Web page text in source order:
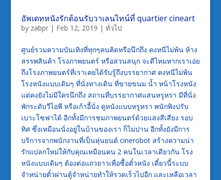
อัพเดทหนังรักต้อนรับวาเลนไทน์ที่ quartier cineart
by zabpr| Feb 12, 2019 | ทั่วไป
ศูนย์รวมความบันเทิงที่ทุกๆคนคิดหรือนึกถึง คงหนีไม่พ้น ห้าง
สรรพสินค้า โรงภาพยนตร์ หรือสวนสนุก จะดีไหมหากเราเอ่ย
ถึงโรงภาพยนตร์ที่เราเคยได้รับรู้ถึงบรรยากาศ คงหนีไม่พ้น
โรงหนังแบบเดิมๆ ที่นั่งทางเดิน ที่ขายขนม น้ำ หน้าโรงหนัง
แต่คงยังไม่มีใครนึกถึง สถานที่บรรยากาศแสนหรูหรา มีที่นั่ง
พักระดับวีไอพี หรือเก้าอี้นั่ง ดูหนังแบบหรูหรา พนักพิงปรับ
เบาะโซฟาได้ อีกทั้งมีการชมภาพยนตร์ด้วยแสงสีเสียง รอบ
ทิศ ซึ่งเหมือนนั่งอยู่ในบ้านของเรา ก็ไม่ปาน อีกทั้งยังมีการ
บริการจากพนักงานที่เป็นหุ่นยนต์ cinerobot สร้างความน่า
รักแปลกใหม่ให้กับคุณเหมือนคน 2 คนในเวลาเดียวกัน โรง
หนังแบบเดิมๆ ต้องต่อแถวยาวเพื่อซื้อตั๋วหนัง เดี๋ยวนี้ระบบ
จำหน่ายตั๋วผ่านตู้จำหน่ายทำให้รวดเร็วไปอีก และเหลือเวลา